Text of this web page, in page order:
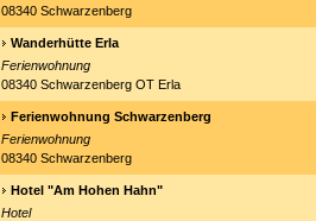
08340 Schwarzenberg
Wanderhütte Erla
Ferienwohnung
08340 Schwarzenberg OT Erla
Ferienwohnung Schwarzenberg
Ferienwohnung
08340 Schwarzenberg
Hotel "Am Hohen Hahn"
Hotel